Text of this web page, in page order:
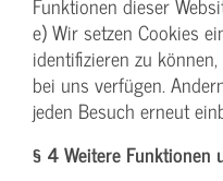
e) Wir setzen Cookies
identifizieren zu
bei uns verfügen.
jeden Besuch erneut
§ 4 Weitere Funktionen